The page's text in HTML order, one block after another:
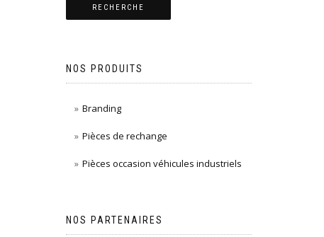
RECHERCHE
NOS PRODUITS
Branding
Pièces de rechange
Pièces occasion véhicules industriels
NOS PARTENAIRES